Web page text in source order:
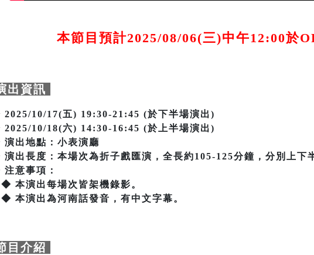
本節目預計2025/08/06(三)中午12:00於
出資訊
10/17(五) 19:30-21:45 (於下半場演出)
10/18(六) 14:30-16:45 (於上半場演出)
出地點：小表演廳
出長度：本場次為折子戲匯演，全長約105-125分鐘，分別上下
意事項：
本演出每場次皆架機錄影。
本演出為河南話發音，有中文字幕。
目介紹